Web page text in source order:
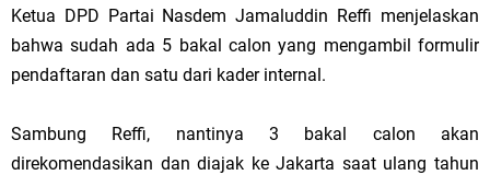
Ketua DPD Partai Nasdem Jamaluddin Reffi menjelaskan
bahwa sudah ada 5 bakal calon yang mengambil formulir
pendaftaran dan satu dari kader internal.
Sambung Reffi, nantinya 3 bakal calon akan
direkomendasikan dan diajak ke Jakarta saat ulang tahun